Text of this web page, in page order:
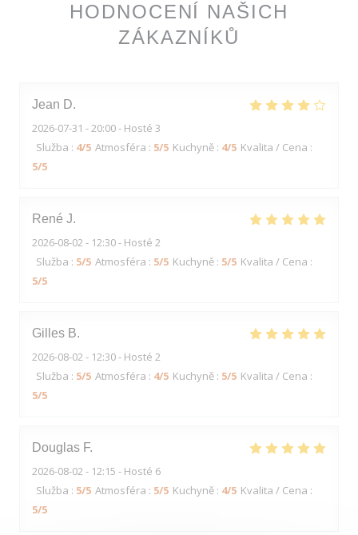
HODNOCENÍ NAŠICH
ZÁKAZNÍKŮ
Jean D
2026-07-31 - 20:00 - Hosté 3
Služba : 4/5 Atmosféra : 5/5 Kuchyně : 4/5 Kvalita / Cena :
5/5
René J
2026-08-02 - 12:30 - Hosté 2
Služba : 5/5 Atmosféra : 5/5 Kuchyně : 5/5 Kvalita / Cena :
5/5
Gilles B
2026-08-02 - 12:30 - Hosté 2
Služba : 5/5 Atmosféra : 4/5 Kuchyně : 5/5 Kvalita / Cena :
5/5
Douglas F
2026-08-02 - 12:15 - Hosté 6
Služba : 5/5 Atmosféra : 5/5 Kuchyně : 4/5 Kvalita / Cena :
5/5